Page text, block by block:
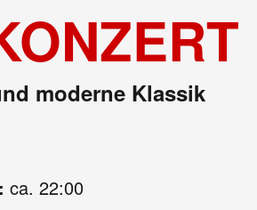
moderne Klassik
ca. 22:00